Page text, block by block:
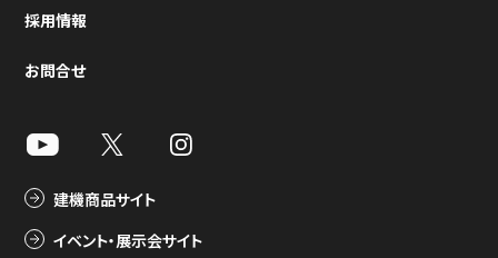
採用情報
お問合せ
建機商品サイト
イベント・展示会サイト